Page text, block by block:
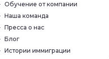
Обучение от компании
Наша команда
Пресса о нас
Блог
Истории иммиграции